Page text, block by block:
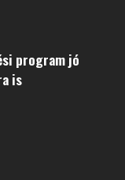
program jó
is